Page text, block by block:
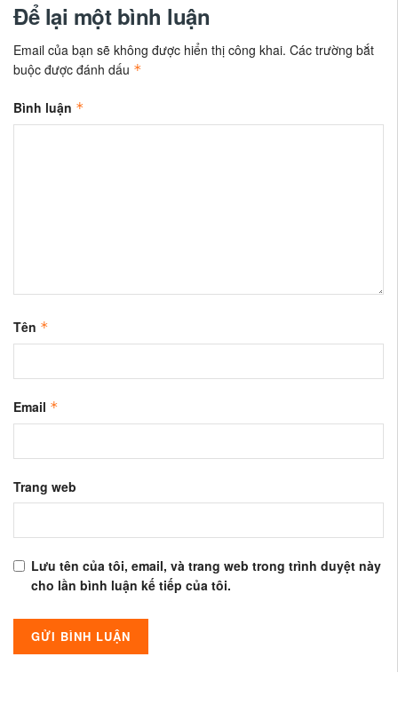
Để lại một bình luận
Email của bạn sẽ không được hiển thị công khai. Các trường bắt
buộc được đánh dấu *
Bình luận *
Tên *
Email *
Trang web
Lưu tên của tôi, email, và trang web trong trình duyệt này
cho lần bình luận kế tiếp của tôi.